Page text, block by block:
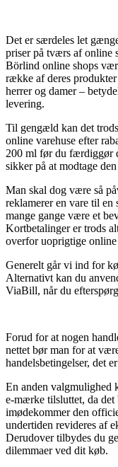
Det er særdeles let
priser på tværs af online
Börlind online shops
række af deres
herrer og damer –
levering.
Til gengæld kan det
online varehuse efter
200 ml før du færdiggør
sikker på at modtage
Man skal dog være så
reklamerer en vare til en
mange gange være et
Kortbetalinger er trods
overfor uoprigtige
Generelt går vi ind for
Alternativt kan du
ViaBill, når du
Forud for at nogen
nettet bør man for at
handelsbetingelser, det
En anden valgmulighed
e-mærke tilsluttet, da
imødekommer den
undertiden revideres af
Derudover tilbydes du
dilemmaer ved dit køb.